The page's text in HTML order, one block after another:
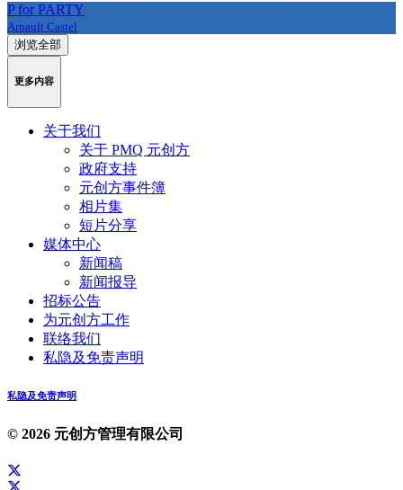
P for PARTY
Arnault Castel
浏览全部
更多内容
关于我们
关于 PMQ 元创方
政府支持
元创方事件簿
相片集
短片分享
媒体中心
新闻稿
新闻报导
招标公告
为元创方工作
联络我们
私隐及免责声明
私隐及免责声明
© 2026 元创方管理有限公司